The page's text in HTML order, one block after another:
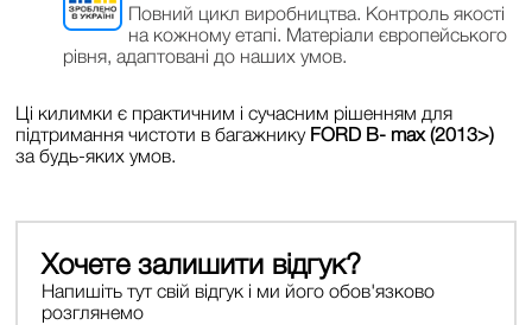
Повний цикл виробництва. Контроль якості
на кожному етапі. Матеріали європейського
рівня, адаптовані до наших умов.
Ці килимки є практичним і сучасним рішенням для
підтримання чистоти в багажникуFORD B- max (2013>)
за будь-яких умов.
Хочете залишити відгук?
Напишіть тут свій відгук і ми його обов'язково
розглянемо